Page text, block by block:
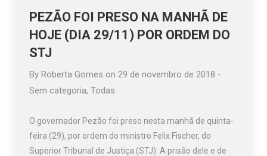
PEZÃO FOI PRESO NA MANHÃ DE
HOJE (DIA 29/11) POR ORDEM DO
STJ
ByRoberta Gomes on29 de novembro de 2018 -
Sem categoria,Todas
O governador Pezão foi preso nesta manhã de quinta-
feira (29), por ordem do ministro Felix Fischer, do
Superior Tribunal de Justiça (STJ). A prisão dele e de